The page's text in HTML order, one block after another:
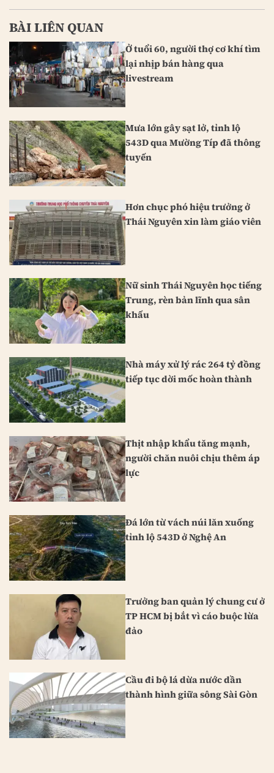
BÀI LIÊN QUAN
Ở tuổi 60, người thợ cơ khí tìm
lại nhịp bán hàng qua
livestream
Mưa lớn gây sạt lở, tỉnh lộ
543D qua Mường Típ đã thông
tuyến
Hơn chục phó hiệu trưởng ở
Thái Nguyên xin làm giáo viên
Nữ sinh Thái Nguyên học tiếng
Trung, rèn bản lĩnh qua sân
khấu
Nhà máy xử lý rác 264 tỷ đồng
tiếp tục dời mốc hoàn thành
Thịt nhập khẩu tăng mạnh,
người chăn nuôi chịu thêm áp
lực
Đá lớn từ vách núi lăn xuống
tỉnh lộ 543D ở Nghệ An
Trưởng ban quản lý chung cư ở
TP HCM bị bắt vì cáo buộc lừa
đảo
Cầu đi bộ lá dừa nước dần
thành hình giữa sông Sài Gòn